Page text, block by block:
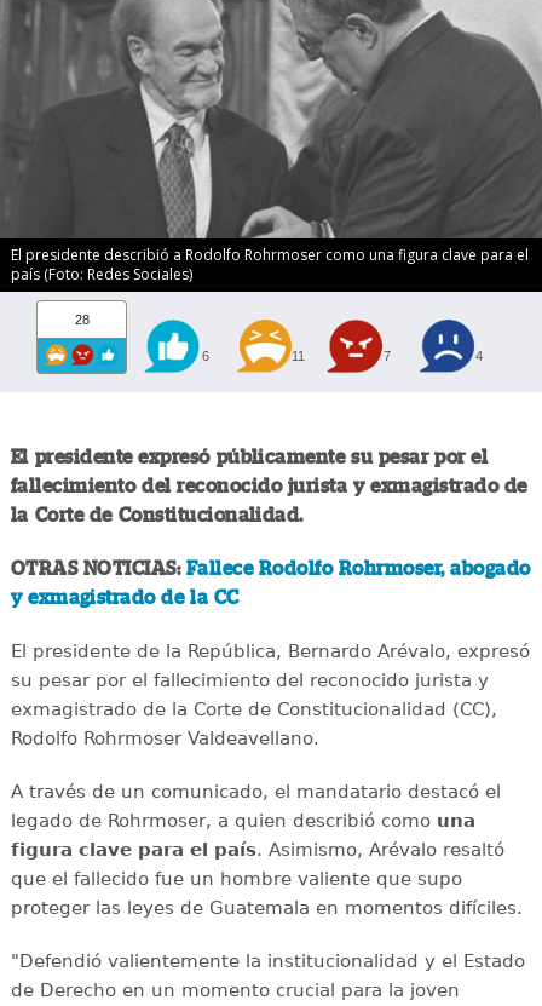
El presidente describió a Rodolfo Rohrmoser como una figura clave para el
país (Foto: Redes Sociales)
28
6 11 7 4
El presidente expresó públicamente su pesar por el
fallecimiento del reconocido jurista y exmagistrado de
la Corte de Constitucionalidad.
OTRAS NOTICIAS: Fallece Rodolfo Rohrmoser, abogado
y exmagistrado de la CC
El presidente de la República, Bernardo Arévalo, expresó
su pesar por el fallecimiento del reconocido jurista y
exmagistrado de la Corte de Constitucionalidad (CC),
Rodolfo Rohrmoser Valdeavellano.
A través de un comunicado, el mandatario destacó el
legado de Rohrmoser, a quien describió comouna
figura clave para el país. Asimismo, Arévalo resaltó
que el fallecido fue un hombre valiente que supo
proteger las leyes de Guatemala en momentos difíciles.
"Defendió valientemente la institucionalidad y el Estado
de Derecho en un momento crucial para la joven